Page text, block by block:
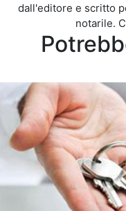
dall'editore e scritto
notarile.